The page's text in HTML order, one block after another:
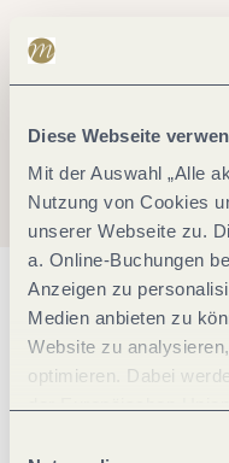
Diese Webseite
Mit der Auswahl „Alle
Nutzung von Cookies
unserer Webseite zu.
a. Online-Buchungen
Anzeigen zu
Medien anbieten zu
Website zu
optimieren. Dabei